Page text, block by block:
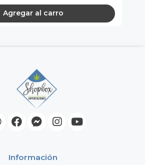
Agregar al carro
Información